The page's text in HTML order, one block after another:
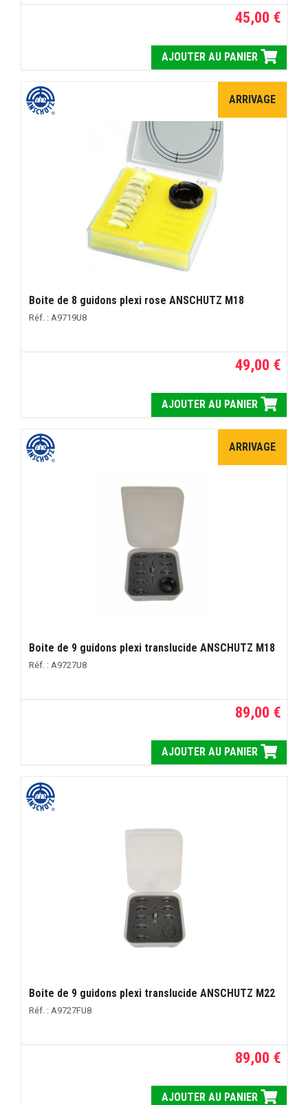
45,00 €
AJOUTER AU PANIER
ARRIVAGE
Boite de 8 guidons plexi rose ANSCHUTZ M18
Réf. : A9719U8
49,00 €
AJOUTER AU PANIER
ARRIVAGE
Boite de 9 guidons plexi translucide ANSCHUTZ M18
Réf. : A9727U8
89,00 €
AJOUTER AU PANIER
Boite de 9 guidons plexi translucide ANSCHUTZ M22
Réf. : A9727FU8
89,00 €
AJOUTER AU PANIER